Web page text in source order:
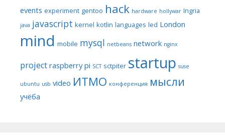
events experiment gentoo hack hardware hollywar Ingria
java javascript kernel kotlin languages led London
mind mobile mysql netbeans network nginx
project raspberry pi SCT sctpiter startup suse
ubuntu usb video ИТМО конференция мысли
учёба